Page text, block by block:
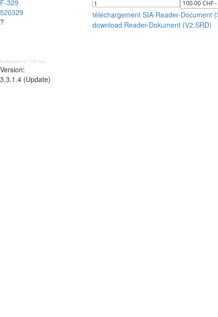
F-329
520329
?
téléchargement SIA-Reader-Document
download Reader-Dokument (V2.SRD)
Aufbereitet in: 141 ms;
Version:
3.3.1.4 (Update)